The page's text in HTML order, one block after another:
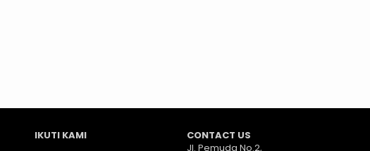
IKUTI KAMI
CONTACT US
Jl. Pemuda No.2,